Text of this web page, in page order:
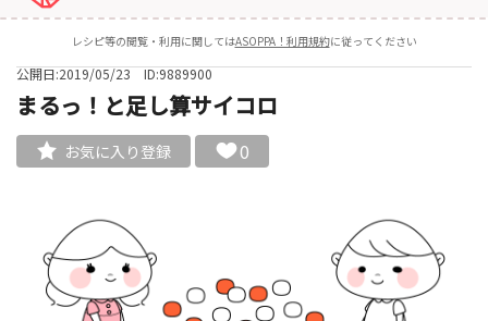
レシピ等の閲覧・利用に関してはASOPPA！利用規約に従ってください
公開日:2019/05/23 ID:9889900
まるっ！と足し算サイコロ
お気に入り登録 0